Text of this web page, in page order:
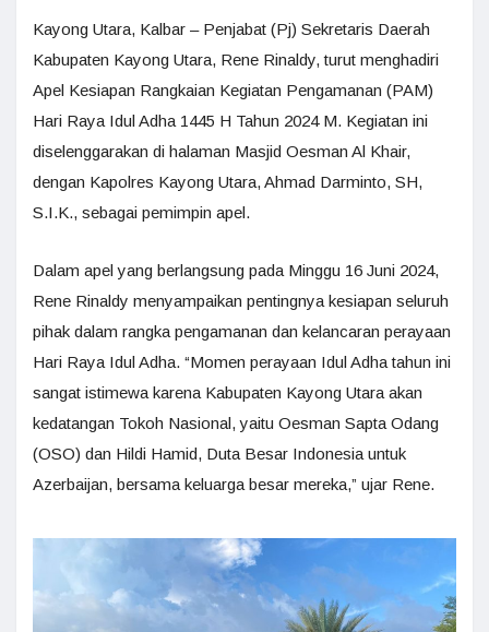
Kayong Utara, Kalbar – Penjabat (Pj) Sekretaris Daerah
Kabupaten Kayong Utara, Rene Rinaldy, turut menghadiri
Apel Kesiapan Rangkaian Kegiatan Pengamanan (PAM)
Hari Raya Idul Adha 1445 H Tahun 2024 M. Kegiatan ini
diselenggarakan di halaman Masjid Oesman Al Khair,
dengan Kapolres Kayong Utara, Ahmad Darminto, SH,
S.I.K., sebagai pemimpin apel.
Dalam apel yang berlangsung pada Minggu 16 Juni 2024,
Rene Rinaldy menyampaikan pentingnya kesiapan seluruh
pihak dalam rangka pengamanan dan kelancaran perayaan
Hari Raya Idul Adha. “Momen perayaan Idul Adha tahun ini
sangat istimewa karena Kabupaten Kayong Utara akan
kedatangan Tokoh Nasional, yaitu Oesman Sapta Odang
(OSO) dan Hildi Hamid, Duta Besar Indonesia untuk
Azerbaijan, bersama keluarga besar mereka,” ujar Rene.